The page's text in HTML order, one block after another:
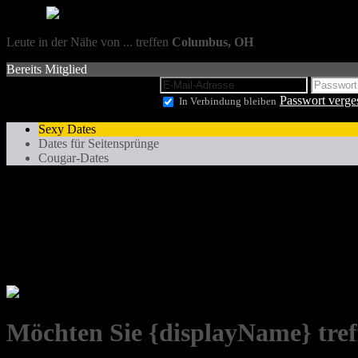
Leute in der Nähe von ... treffen Columbus, OH
Bereits Mitglied
In Verbindung bleiben Passwort
Sexy Dates
Dates für Seitensprünge
Cougar-Dates
Möchten Sie {displayName}